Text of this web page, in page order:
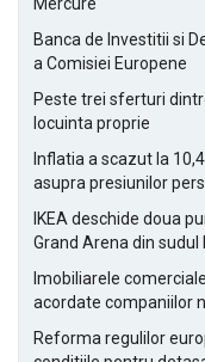
Banca de Investitii si
a Comisiei Europene
Peste trei sferturi
locuinta proprie
Inflatia a scazut la
asupra presiunilor
IKEA deschide doua
Grand Arena din sudul
Imobiliarele
acordate companiilor
Reforma regulilor